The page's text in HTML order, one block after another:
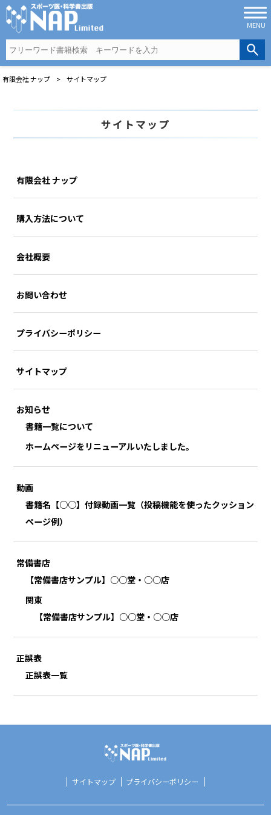
MENU
有限会社 ナップ > サイトマップ
サイトマップ
有限会社 ナップ
購入方法について
会社概要
お問い合わせ
プライバシーポリシー
サイトマップ
お知らせ
書籍一覧について
ホームページをリニューアルいたしました。
動画
書籍名【○○】付録動画一覧（投稿機能を使ったクッション
ページ例）
常備書店
【常備書店サンプル】○○堂・○○店
関東
【常備書店サンプル】○○堂・○○店
正誤表
正誤表一覧
サイトマップ プライバシーポリシー